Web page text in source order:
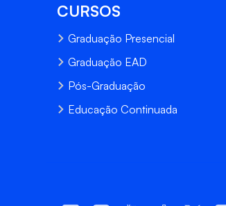
CURSOS
Graduação Presencial
Graduação EAD
Pós-Graduação
Educação Continuada